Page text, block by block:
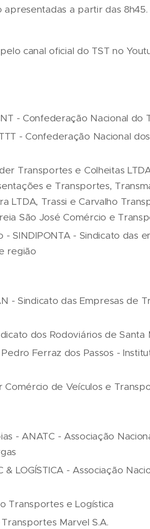
a partir das
canal oficial do TST no
- Confederação Nacional do
- Confederação Nacional
Transportes e Colheitas
e Transportes,
LTDA, Trassi e Carvalho
São José Comércio e
SINDIPONTA - Sindicato das
região
- Sindicato das Empresas de
dos Rodoviários de Santa
Ferraz dos Passos -
Comércio de Veículos e
- ANATC - Associação
& LOGÍSTICA - Associação
Transportes e Logística
Marvel S.A.